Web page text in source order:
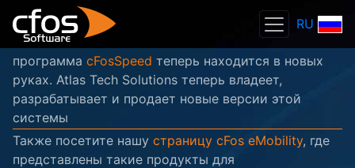
RU
программа cFosSpeed теперь находится в новых
руках. Atlas Tech Solutions теперь владеет,
разрабатывает и продает новые версии этой
системы
Также посетите нашу страницу cFos eMobility, где
представлены такие продукты для